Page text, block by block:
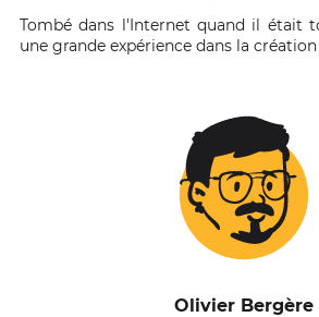
Tombé dans l'Internet quand il était
une grande expérience dans la
Olivier Bergère